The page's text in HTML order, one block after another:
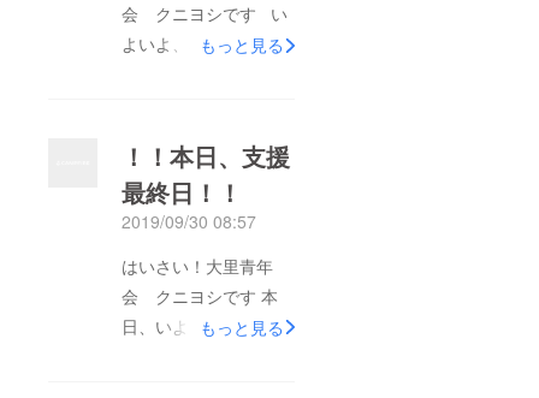
会 クニヨシです い
よいよ、本日が最終日
りませんので、 本
日、23：59までとな
りますので、みなさま
のご支援よろしくお願
いします
もっと見る
！！本日、支援
最終日！！
2019/09/30 08:57
はいさい！大里青年
会 クニヨシです 本
日、いよいよ、クラウ
もっと見る